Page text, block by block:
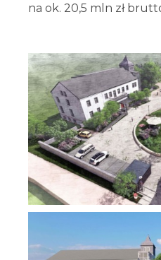
na ok. 20,5 mln zł